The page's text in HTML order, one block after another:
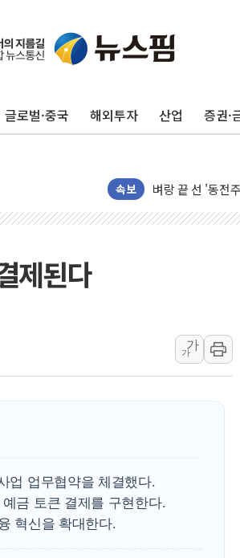
글로벌·중국 해외투자 산업 증권·
속보
'변기 수리' 집주
프롬바이오, 10
NH농협생명, 농
랩지노믹스 "디
보로노이, 폐암
교보생명, '교보
컴투스 '제우스:
네이버 클립, 시
서울 재건축·재
[인사] 공정거래위
현대카드, 박재범
[르포] 육군,
제된다
가
가
업 업무협약을 체결했다.
금 토큰 결제를 구현한다.
혁신을 확대한다.